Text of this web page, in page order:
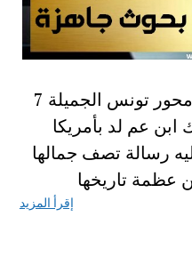
موضوع انشاء مع الاصلاح محور تونس الجميلة 7
عم لد بأمريكا
رسالة تصف جمالها
عظمة تاريخها
إقرأ المزيد